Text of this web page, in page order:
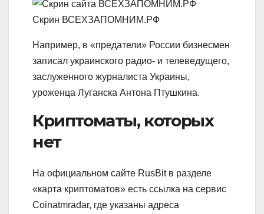
Скрин ВСЕХЗАПОМНИМ.РФ
Например, в «предатели» России бизнесмен
записал украинского радио- и телеведущего,
заслуженного журналиста Украины,
уроженца Луганска Антона Птушкина.
Криптоматы, которых
нет
На официальном сайте RusBit в разделе
«карта криптоматов» есть ссылка на сервис
Coinatmradar, где указаны адреса